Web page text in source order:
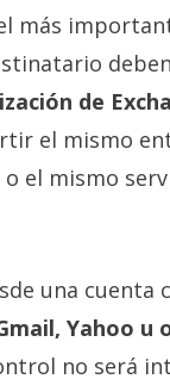
más
deben
de
el mismo
el mismo
una cuenta
Yahoo u
no será